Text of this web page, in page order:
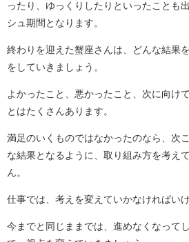
ったり、ゆっくりしたりといったことも
シュ期間となります。
終わりを迎えた蟹座さんは、どんな結果
をしていきましょう。
よかったこと、悪かったこと、次に向け
とはたくさんあります。
満足のいくものではなかったのなら、次
な結果となるように、取り組み方を考え
ん。
仕事では、考えを変えていかなければい
今までと同じままでは、進めなくなって